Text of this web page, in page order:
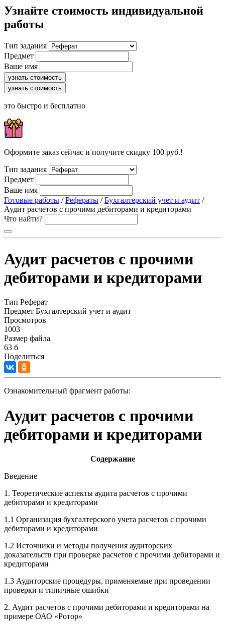
Узнайте стоимость индивидуальной
работы
Тип задания
Предмет
Ваше имя
узнать стоимость
узнать стоимость
это быстро и бесплатно
Оформите заказ сейчас и получите скидку 100 руб.!
Тип задания
Предмет
Ваше имя
Готовые работы /Рефераты /Бухгалтерский учет и аудит /
Аудит расчетов с прочими дебиторами и кредиторами
Что найти?
Аудит расчетов с прочими
дебиторами и кредиторами
Тип Реферат
Предмет Бухгалтерский учет и аудит
Просмотров
1003
Размер файла
63 б
Поделиться
Ознакомительный фрагмент работы:
Аудит расчетов с прочими
дебиторами и кредиторами
Содержание
Введение
1. Теоретические аспекты аудита расчетов с прочими
дебиторами и кредиторами
1.1 Организация бухгалтерского учета расчетов с прочими
дебиторами и кредиторами
1.2 Источники и методы получения аудиторских
доказательств при проверке расчетов с прочими дебиторами и
кредиторами
1.3 Аудиторские процедуры, применяемые при проведении
проверки и типичные ошибки
2. Аудит расчетов с прочими дебиторами и кредиторами на
примере ОАО «Ротор»